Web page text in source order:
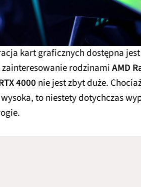
kart graficznych dostępna
zainteresowanie rodzinamiAMD
4000 nie jest zbyt duże.
to niestety dotychczas